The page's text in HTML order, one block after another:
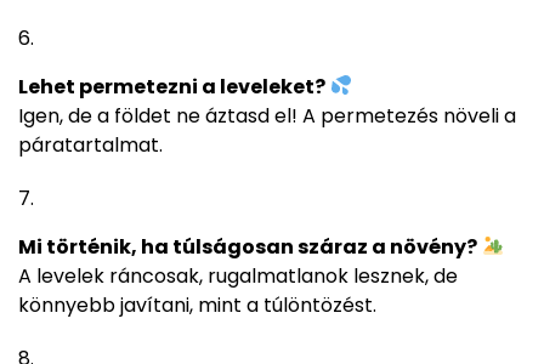
Lehet permetezni a leveleket?
Igen, de a földet ne áztasd el! A permetezés növeli a
páratartalmat.
Mi történik, ha túlságosan száraz a növény?
A levelek ráncosak, rugalmatlanok lesznek, de
könnyebb javítani, mint a túlöntözést.